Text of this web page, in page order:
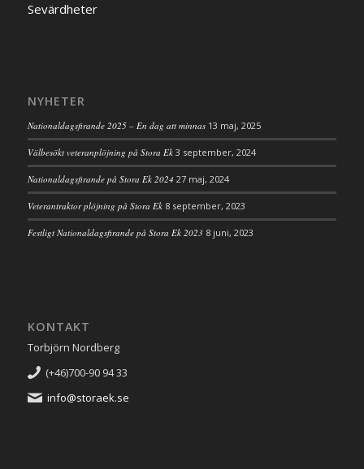
Sevärdheter
NYHETER
Nationaldagsfirande 2025 – En dag att minnas 13 maj, 2025
Välbesökt veteranplöjning på Stora Ek 3 september, 2024
Nationaldagsfirande på Stora Ek 2024 27 maj, 2024
Veterantraktor plöjning på Stora Ek 8 september, 2023
Festligt Nationaldagsfirande på Stora Ek 2023 8 juni, 2023
KONTAKT
Torbjörn Nordberg
(+46)700-90 94 33
info@storaek.se